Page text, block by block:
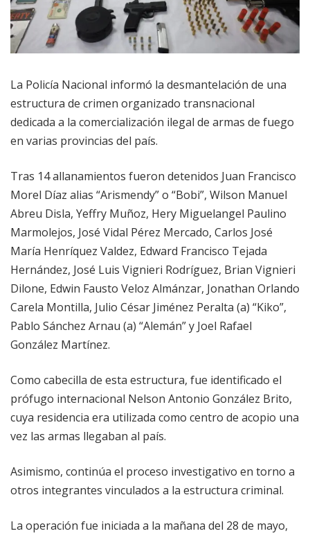
La Policía Nacional informó la desmantelación de una
estructura de crimen organizado transnacional
dedicada a la comercialización ilegal de armas de fuego
en varias provincias del país.
Tras 14 allanamientos fueron detenidos Juan Francisco
Morel Díaz alias “Arismendy” o “Bobi”, Wilson Manuel
Abreu Disla, Yeffry Muñoz, Hery Miguelangel Paulino
Marmolejos, José Vidal Pérez Mercado, Carlos José
María Henríquez Valdez, Edward Francisco Tejada
Hernández, José Luis Vignieri Rodríguez, Brian Vignieri
Dilone, Edwin Fausto Veloz Almánzar, Jonathan Orlando
Carela Montilla, Julio César Jiménez Peralta (a) “Kiko”,
Pablo Sánchez Arnau (a) “Alemán” y Joel Rafael
González Martínez.
Como cabecilla de esta estructura, fue identificado el
prófugo internacional Nelson Antonio González Brito,
cuya residencia era utilizada como centro de acopio una
vez las armas llegaban al país.
Asimismo, continúa el proceso investigativo en torno a
otros integrantes vinculados a la estructura criminal.
La operación fue iniciada a la mañana del 28 de mayo,